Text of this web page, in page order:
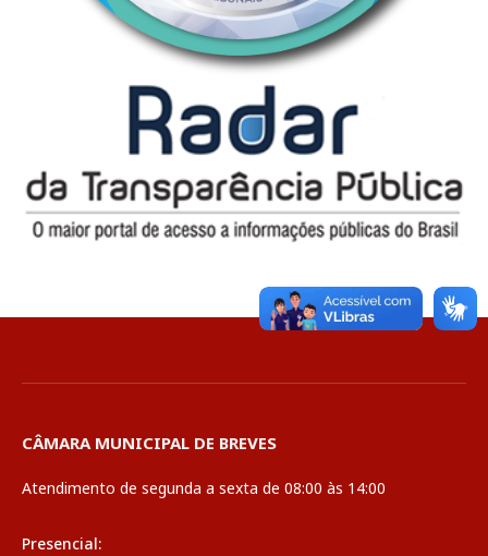
CÂMARA MUNICIPAL DE BREVES
Atendimento de segunda a sexta de 08:00 às 14:00
Presencial: